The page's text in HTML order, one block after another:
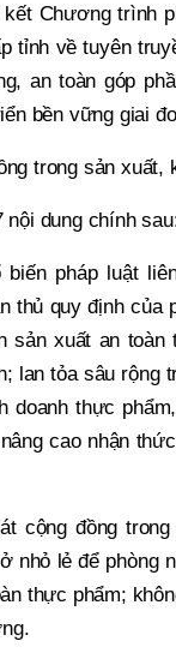
Chương trình
tỉnh về tuyên
an toàn góp
bền vững giai
trong sản xuất,
dung chính
biến pháp luật
thủ quy định
sản xuất an
lan tỏa sâu rộng
thực
cao nhận
cộng đồng
nhỏ lẻ để phòng
thực phẩm;